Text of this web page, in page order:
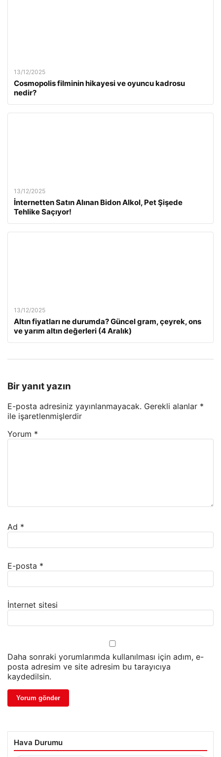
13/12/2025
Cosmopolis filminin hikayesi ve oyuncu kadrosu
nedir?
13/12/2025
İnternetten Satın Alınan Bidon Alkol, Pet Şişede
Tehlike Saçıyor!
13/12/2025
Altın fiyatları ne durumda? Güncel gram, çeyrek, ons
ve yarım altın değerleri (4 Aralık)
Bir yanıt yazın
E-posta adresiniz yayınlanmayacak. Gerekli alanlar *
ile işaretlenmişlerdir
Yorum *
Ad *
E-posta *
İnternet sitesi
Daha sonraki yorumlarımda kullanılması için adım, e-
posta adresim ve site adresim bu tarayıcıya
kaydedilsin.
Hava Durumu